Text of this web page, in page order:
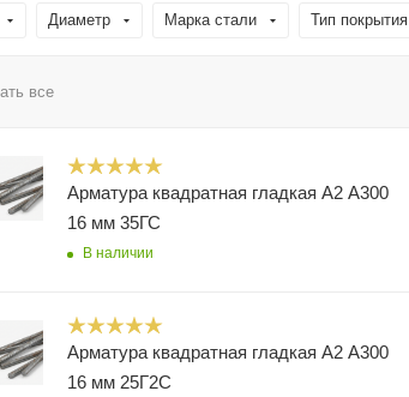
Диаметр Марка стали Тип покрытия
все
Арматура квадратная гладкая А2 А300
16 мм 35ГС
В наличии
Арматура квадратная гладкая А2 А300
16 мм 25Г2С